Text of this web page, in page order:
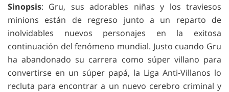
Sinopsis: Gru, sus adorables niñas y los traviesos
minions están de regreso junto a un reparto de
inolvidables nuevos personajes en la exitosa
continuación del fenómeno mundial. Justo cuando Gru
ha abandonado su carrera como súper villano para
convertirse en un súper papá, la Liga Anti-Villanos lo
recluta para encontrar a un nuevo cerebro criminal y